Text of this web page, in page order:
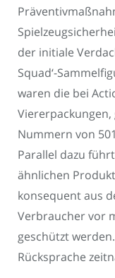
der initiale
Squad‘-
waren die bei
Viererpackungen,
Nummern von
Parallel dazu
ähnlichen
konsequent aus
Verbraucher vor
geschützt
Rücksprache